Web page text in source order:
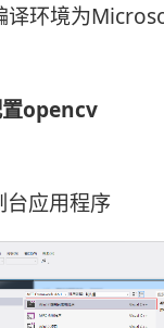
译环境为
opencv
应用程序